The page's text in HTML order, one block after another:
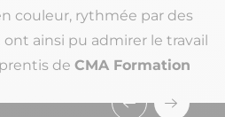
couleur, rythmée par des
ainsi pu admirer le travail
de CMA Formation